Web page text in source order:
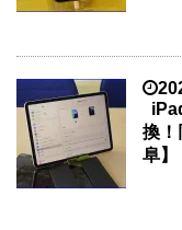
換！
阜】